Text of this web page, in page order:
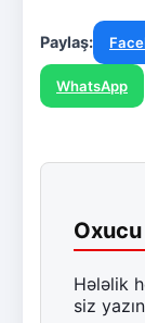
Paylaş:
WhatsApp
Hələlik
siz